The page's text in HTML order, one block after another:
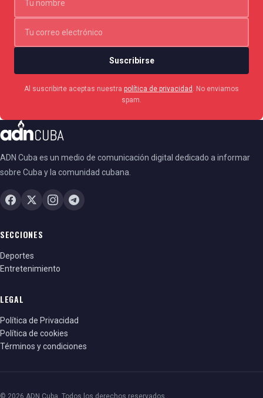
Suscribirse
Al suscribirte aceptas nuestra política de privacidad
. No enviamos
spam.
ADN Cuba es un medio de comunicación digital dedicado a informar
sobre Cuba y la comunidad cubana.
SECCIONES
Deportes
Entretenimiento
LEGAL
Política de Privacidad
Política de cookies
Términos y condiciones
© 2026 ADN Cuba. Todos los derechos reservados.